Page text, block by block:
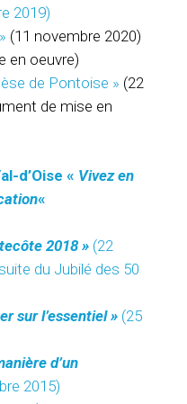
2019)
(11 novembre 2020)
en oeuvre)
de Pontoise » (22
de mise en
d’Oise « Vivez en
«
2018 »(22
du Jubilé des 50
sur l’essentiel »(25
d’un
2015)